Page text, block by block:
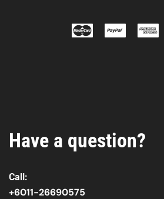
Have a question?
Call:
+6011-26690575